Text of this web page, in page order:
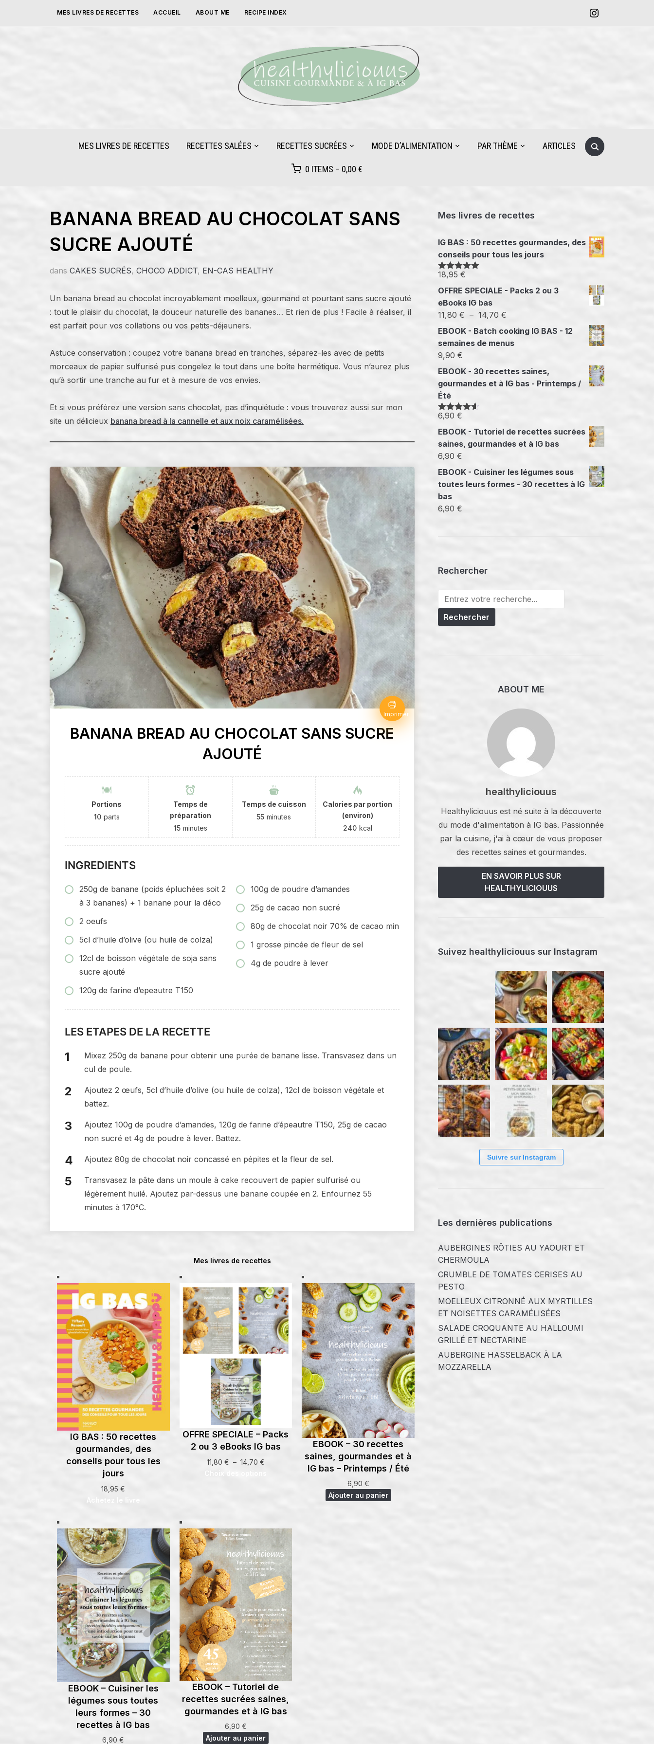
instagram
MES LIVRES DE RECETTES ACCUEIL ABOUT ME RECIPE INDEX
Search
for:
MES LIVRES DE RECETTES RECETTES SALÉES RECETTES SUCRÉES MODE D’ALIMENTATION PAR THÈME ARTICLES
0 ITEMS – 0,00 €
BANANA BREAD AU CHOCOLAT SANS
SUCRE AJOUTÉ
dans CAKES SUCRÉS, CHOCO ADDICT, EN-CAS HEALTHY
Un banana bread au chocolat incroyablement moelleux, gourmand et pourtant sans sucre ajouté
: tout le plaisir du chocolat, la douceur naturelle des bananes… Et rien de plus ! Facile à réaliser, il
est parfait pour vos collations ou vos petits-déjeuners.
Astuce conservation : coupez votre banana bread en tranches, séparez-les avec de petits
morceaux de papier sulfurisé puis congelez le tout dans une boîte hermétique. Vous n’aurez plus
qu’à sortir une tranche au fur et à mesure de vos envies.
Et si vous préférez une version sans chocolat, pas d’inquiétude : vous trouverez aussi sur mon
site un délicieux banana bread à la cannelle et aux noix caramélisées.
Imprimer
BANANA BREAD AU CHOCOLAT SANS SUCRE
AJOUTÉ
Portions
10 parts
Temps de
préparation
15 minutes
Temps de cuisson
55 minutes
Calories par portion
(environ)
240 kcal
INGREDIENTS
250g de banane (poids épluchées soit 2
à 3 bananes) + 1 banane pour la déco
2 oeufs
5cl d’huile d’olive (ou huile de colza)
12cl de boisson végétale de soja sans
sucre ajouté
120g de farine d’epeautre T150
100g de poudre d’amandes
25g de cacao non sucré
80g de chocolat noir 70% de cacao min
1 grosse pincée de fleur de sel
4g de poudre à lever
LES ETAPES DE LA RECETTE
Mixez 250g de banane pour obtenir une purée de banane lisse. Transvasez dans un
cul de poule.
Ajoutez 2 œufs, 5cl d’huile d’olive (ou huile de colza), 12cl de boisson végétale et
battez.
Ajoutez 100g de poudre d’amandes, 120g de farine d’épeautre T150, 25g de cacao
non sucré et 4g de poudre à lever. Battez.
Ajoutez 80g de chocolat noir concassé en pépites et la fleur de sel.
Transvasez la pâte dans un moule à cake recouvert de papier sulfurisé ou
légèrement huilé. Ajoutez par-dessus une banane coupée en 2. Enfournez 55
minutes à 170°C.
Mes livres de recettes
IG BAS : 50 recettes
gourmandes, des
conseils pour tous les
jours
18,95€
Achetez le livre
OFFRE SPECIALE – Packs
2 ou 3 eBooks IG bas
11,80 € – 14,70 €Plage
EBOOK – 30 recettes
saines, gourmandes et à
IG bas – Printemps / Été
6,90 €
Ajouter au panier
EBOOK – Cuisiner les
légumes sous toutes
leurs formes – 30
recettes à IG bas
6,90€
EBOOK – Tutoriel de
recettes sucrées saines,
gourmandes et à IG bas
6,90 €
Ajouter au panier
Mes livres de recettes
IG BAS : 50 recettes gourmandes, des
conseils pour tous les jours
Note5.00
18,95 €
OFFRE SPECIALE - Packs 2 ou 3
eBooks IG bas
11,80 € – 14,70 €
de
14,70 €
EBOOK - Batch cooking IG BAS - 12
semaines de menus
9,90 €
EBOOK - 30 recettes saines,
gourmandes et à IG bas - Printemps /
Été
Note 4.50
6,90 €
EBOOK - Tutoriel de recettes sucrées
saines, gourmandes et à IG bas
6,90 €
EBOOK - Cuisiner les légumes sous
toutes leurs formes - 30 recettes à IG
bas
6,90 €
Rechercher
Search
for:
ABOUT ME
healthyliciouus
Healthyliciouus est né suite à la découverte
du mode d'alimentation à IG bas. Passionnée
par la cuisine, j'ai à cœur de vous proposer
des recettes saines et gourmandes.
EN SAVOIR PLUS SUR
HEALTHYLICIOUUS
Suivez healthyliciouus sur Instagram
Suivre sur Instagram
Les dernières publications
AUBERGINES RÔTIES AU YAOURT ET
CHERMOULA
CRUMBLE DE TOMATES CERISES AU
PESTO
MOELLEUX CITRONNÉ AUX MYRTILLES
ET NOISETTES CARAMÉLISÉES
SALADE CROQUANTE AU HALLOUMI
GRILLÉ ET NECTARINE
AUBERGINE HASSELBACK À LA
MOZZARELLA